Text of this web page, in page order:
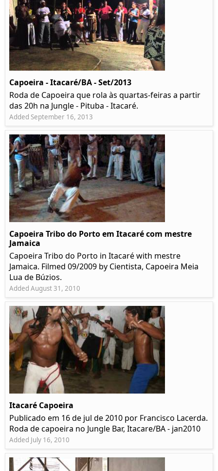
Capoeira - Itacaré/BA - Set/2013
Roda de Capoeira que rola às quartas-feiras a partir
das 20h na Jungle - Pituba - Itacaré.
Added September 16, 2013
Capoeira Tribo do Porto em Itacaré com mestre
Jamaica
Capoeira Tribo do Porto in Itacaré with mestre
Jamaica. Filmed 09/2009 by Cientista, Capoeira Meia
Lua de Búzios.
Added August 31, 2010
Itacaré Capoeira
Publicado em 16 de jul de 2010 por Francisco Lacerda.
Roda de capoeira no Jungle Bar, Itacare/BA - jan2010
Added July 16, 2010